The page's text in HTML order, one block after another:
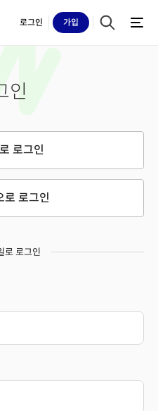
로그인 가입
인
로그인
로 로그인
로 로그인